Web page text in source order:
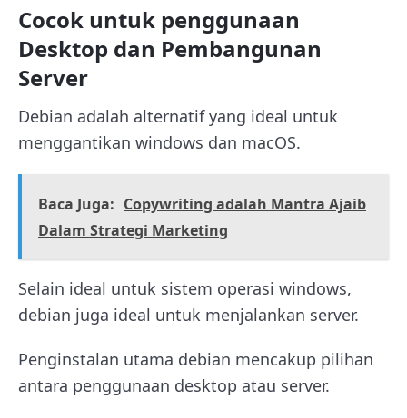
Cocok untuk penggunaan
Desktop dan Pembangunan
Server
Debian adalah alternatif yang ideal untuk
menggantikan windows dan macOS.
Baca Juga: Copywriting adalah Mantra Ajaib
Dalam Strategi Marketing
Selain ideal untuk sistem operasi windows,
debian juga ideal untuk menjalankan server.
Penginstalan utama debian mencakup pilihan
antara penggunaan desktop atau server.